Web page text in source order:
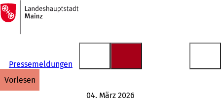
Inhalt anspringen
Zur
Startseite
Pressemeldungen
vorlesen
04. März 2026